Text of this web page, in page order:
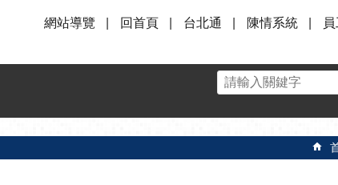
網站導覽
回首頁 台北通 陳情系統